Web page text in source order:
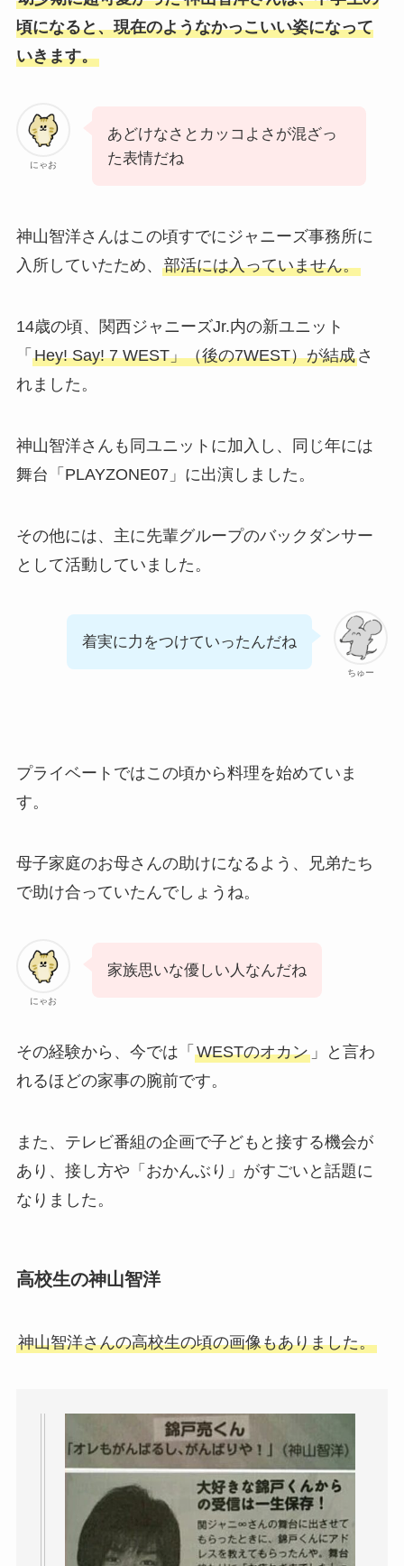
頃になると、現在のようなかっこいい姿になって
いきます。
にゃお
あどけなさとカッコよさが混ざっ
た表情だね
神山智洋さんはこの頃すでにジャニーズ事務所に
入所していたため、 部活には入っていません。
14歳の頃、関西ジャニーズJr.内の新ユニット
「 Hey! Say! 7 WEST」（後の7WEST）が結成さ
れました。
神山智洋さんも同ユニットに加入し、同じ年には
舞台「PLAYZONE07」に出演しました。
その他には、主に先輩グループのバックダンサー
として活動していました。
ちゅー
着実に力をつけていったんだね
プライベートではこの頃から料理を始めていま
す。
母子家庭のお母さんの助けになるよう、兄弟たち
で助け合っていたんでしょうね。
にゃお
家族思いな優しい人なんだね
その経験から、今では「 WESTのオカン」と言わ
れるほどの家事の腕前です。
また、テレビ番組の企画で子どもと接する機会が
あり、接し方や「おかんぶり」がすごいと話題に
なりました。
高校生の神山智洋
神山智洋さんの高校生の頃の画像もありました。